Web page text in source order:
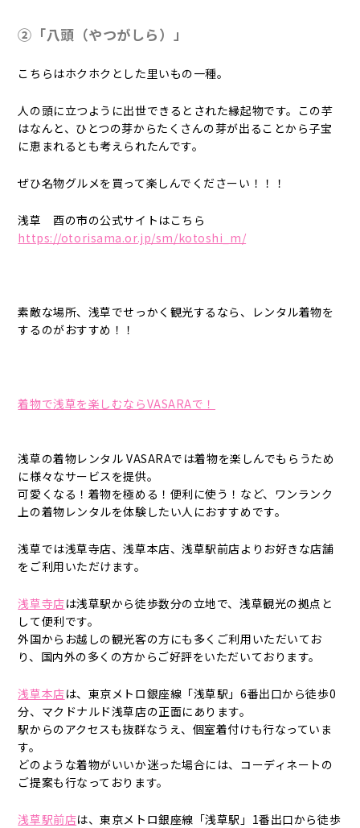
②「八頭（やつがしら）」
こちらはホクホクとした里いもの一種。
人の頭に立つように出世できるとされた縁起物です。この芋
はなんと、ひとつの芽からたくさんの芽が出ることから子宝
に恵まれるとも考えられたんです。
ぜひ名物グルメを買って楽しんでくださーい！！！
浅草 酉の市の公式サイトはこちら
https://otorisama.or.jp/sm/kotoshi_m/
素敵な場所、浅草でせっかく観光するなら、レンタル着物を
するのがおすすめ！！
着物で浅草を楽しむならVASARAで！
浅草の着物レンタル VASARAでは着物を楽しんでもらうため
に様々なサービスを提供。
可愛くなる！着物を極める！便利に使う！など、ワンランク
上の着物レンタルを体験したい人におすすめです。
浅草では浅草寺店、浅草本店、浅草駅前店よりお好きな店舗
をご利用いただけます。
浅草寺店は浅草駅から徒歩数分の立地で、浅草観光の拠点と
して便利です。
外国からお越しの観光客の方にも多くご利用いただいてお
り、国内外の多くの方からご好評をいただいております。
浅草本店は、東京メトロ銀座線「浅草駅」6番出口から徒歩0
分、マクドナルド浅草店の正面にあります。
駅からのアクセスも抜群なうえ、個室着付けも行なっていま
す。
どのような着物がいいか迷った場合には、コーディネートの
ご提案も行なっております。
浅草駅前店は、東京メトロ銀座線「浅草駅」1番出口から徒歩